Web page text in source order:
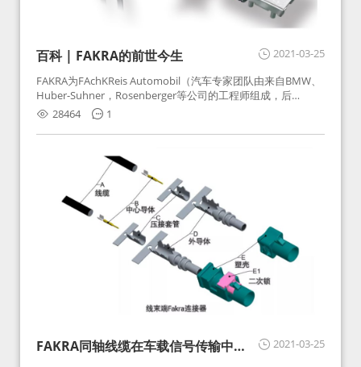
2021-03-25
百科 | FAKRA的前世今生
FAKRA为FAchKReis Automobil（汽车专家团队由来自BMW、
Huber-Suhner，Rosenberger等公司的工程师组成，后
Huber-Suhner相关连接器业务及技术在2010年并入
Rosenberger）缩写。起初为BMW需求用于车载收音机天线连
接，如今FAKRA已成为汽车行业通用标准的射频连接器，被业
28464 1
2021-03-25
FAKRA同轴线缆在车载信号传输中的